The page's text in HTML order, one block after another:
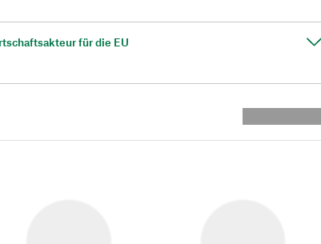
für die EU